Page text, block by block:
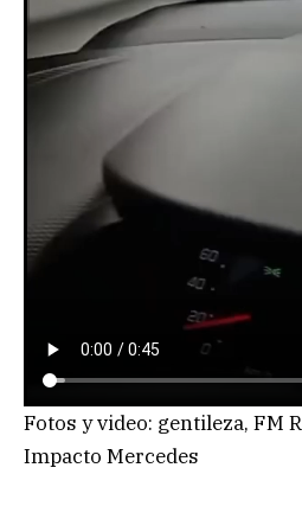
Fotos y video: gentileza, FM
Impacto Mercedes